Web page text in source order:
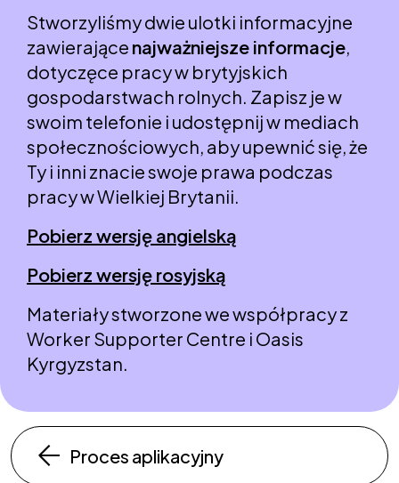
Stworzyliśmy dwie ulotki informacyjne
zawierające najważniejsze informacje,
dotyczęce pracy w brytyjskich
gospodarstwach rolnych. Zapisz je w
swoim telefonie i udostępnij w mediach
społecznościowych, aby upewnić się, że
Ty i inni znacie swoje prawa podczas
pracy w Wielkiej Brytanii.
Pobierz wersję angielską
Pobierz wersję rosyjską
Materiały stworzone we współpracy z
Worker Supporter Centre i Oasis
Kyrgyzstan.
Proces aplikacyjny